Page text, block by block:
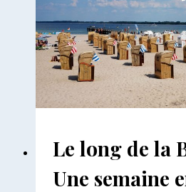
AUX
GRANDS
LACS
AILLEURS
|
|
Le long de la
Une semaine